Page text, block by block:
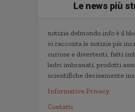
Le news più
notizie.delmondo.info è il
vi racconta le notizie più
curiose e divertenti: fatti
ladri imbranati, prodotti
scientifiche decisamente
Informativa Privacy
Contatti